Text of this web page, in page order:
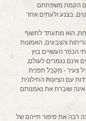
עם הקמת משפחתם
בצנע ולעתים אחד
הוא מתעתד לחשוף
והצבעים, האמונות
הכפר העשויים בוץ
אינם נגמרים לעולם,
צעיר ‐ מקבל תפנית
עם הציונות החילונית
שוברת את נאמנותם
רבה את סיפור חייהם של